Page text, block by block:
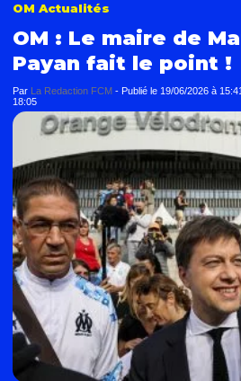
OM Actualités
OM : Le maire de
Payan fait le point !
Par La Redaction FCM - Publié le 19/06/2026 à 15:41
18:05